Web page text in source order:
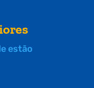
estão